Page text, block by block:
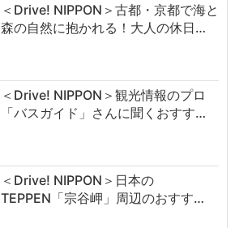
＜Drive! NIPPON＞古都・京都で海と
森の自然に抱かれる！大人の休日…
＜Drive! NIPPON＞観光情報のプロ
「バスガイド」さんに聞くおすす…
＜Drive! NIPPON＞日本の
TEPPEN「宗谷岬」周辺のおすす…